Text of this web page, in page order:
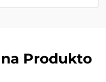
Produkto